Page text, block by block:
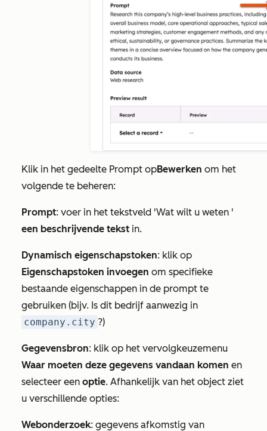
Klik in het gedeelte Prompt opBewerken om het
volgende te beheren:
Prompt: voer in het tekstveld 'Wat wilt u weten '
een beschrijvende tekst in.
Dynamisch eigenschapstoken: klik op
Eigenschapstoken invoegen om specifieke
bestaande eigenschappen in de prompt te
gebruiken (bijv. Is dit bedrijf aanwezig in
company.city ?)
Gegevensbron: klik op het vervolgkeuzemenu
Waar moeten deze gegevens vandaan komen en
selecteer een optie. Afhankelijk van het object ziet
u verschillende opties:
Webonderzoek: gegevens afkomstig van